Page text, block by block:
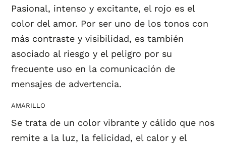
Pasional, intenso y excitante, el rojo es el
color del amor. Por ser uno de los tonos con
más contraste y visibilidad, es también
asociado al riesgo y el peligro por su
frecuente uso en la comunicación de
mensajes de advertencia.
AMARILLO
Se trata de un color vibrante y cálido que nos
remite a la luz, la felicidad, el calor y el